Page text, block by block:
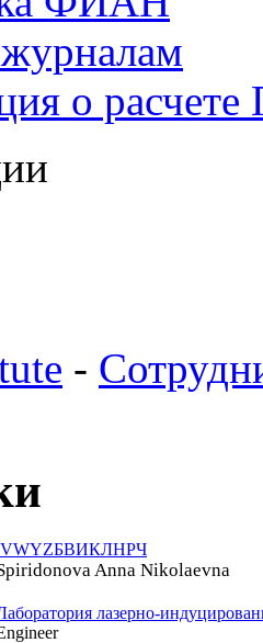
о
-
VWYZБВИКЛНРЧ
Anna Nikolaevna
лазерно-